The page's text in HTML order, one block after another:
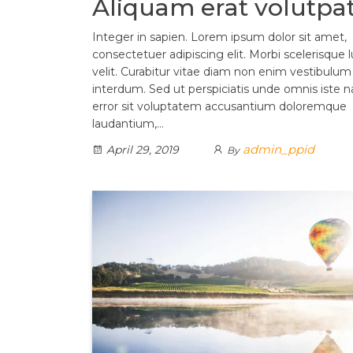
Aliquam erat
Integer in sapien. Lorem ipsum dolor sit amet,
consectetuer adipiscing elit. Morbi scelerisque
velit. Curabitur vitae diam non enim vestibulum
interdum. Sed ut perspiciatis unde omnis iste
error sit voluptatem accusantium doloremque
laudantium,…
April 29, 2019
By admin_ppid